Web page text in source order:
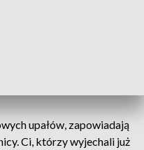
upałów, zapowiadają
Ci, którzy wyjechali już